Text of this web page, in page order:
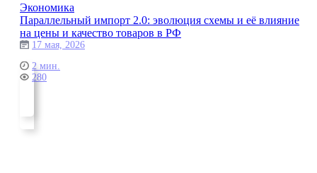
Экономика
Параллельный импорт 2.0: эволюция схемы и её влияние
на цены и качество товаров в РФ
17 мая, 2026
2 мин.
280